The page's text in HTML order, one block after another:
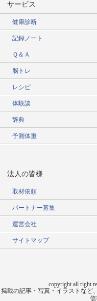
サービス
健康診断
記録ノート
Ｑ＆Ａ
脳トレ
レシピ
体験談
辞典
予測体重
法人の皆様
取材依頼
パートナー募集
運営会社
サイトマップ
copyright all right
掲載の記事・写真・イラストなど
信